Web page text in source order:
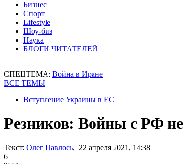
Бизнес
Спорт
Lifestyle
Шоу-биз
Наука
БЛОГИ ЧИТАТЕЛЕЙ
СПЕЦТЕМА: Война в Иране
ВСЕ ТЕМЫ
Вступление Украины в ЕС
Резников: Войны с РФ не
Текст: Олег Павлось, 22 апреля 2021, 14:38
6